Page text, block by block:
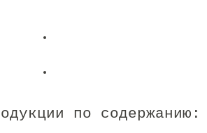
по содержанию: